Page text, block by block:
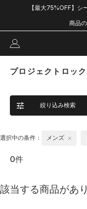
【最大75%OFF】シ
商品
プロジェクトロッ
絞り込み検索
選択中の条件： メンズ
0件
該当する商品があ